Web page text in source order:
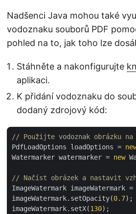
Nadšenci Java mohou také
vodoznaku souborů PDF
pohled na to, jak toho lze
Stáhněte a nakonfigurujte
aplikaci.
K přidání vodoznaku do
dodaný zdrojový kód:
// Použijte vodoznak obrázku na
PdfLoadOptions loadOptions =
Watermarker watermarker = new
// Načíst obrázek a nastavit
ImageWatermark imageWatermark =
imageWatermark.setOpacity(0.7);
imageWatermark.setX(130);